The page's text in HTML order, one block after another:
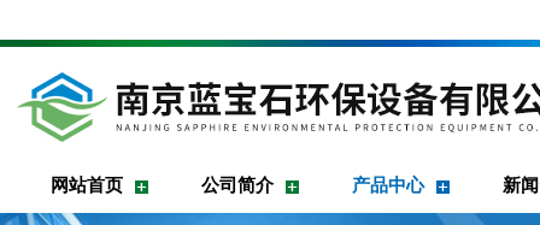
网站首页 公司简介 产品中心 新